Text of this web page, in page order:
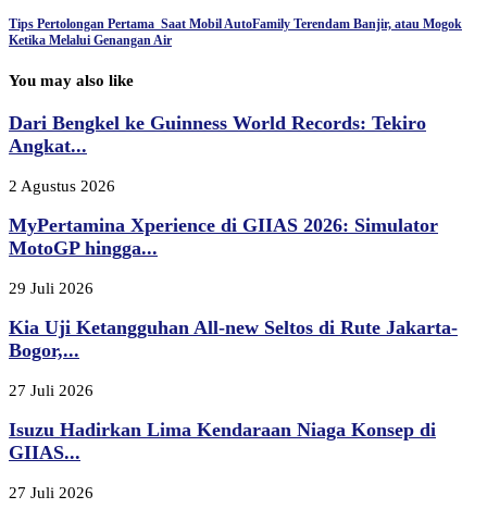
Tips Pertolongan Pertama Saat Mobil AutoFamily Terendam Banjir, atau Mogok
Ketika Melalui Genangan Air
You may also like
Dari Bengkel ke Guinness World Records: Tekiro
Angkat...
2 Agustus 2026
MyPertamina Xperience di GIIAS 2026: Simulator
MotoGP hingga...
29 Juli 2026
Kia Uji Ketangguhan All-new Seltos di Rute Jakarta-
Bogor,...
27 Juli 2026
Isuzu Hadirkan Lima Kendaraan Niaga Konsep di
GIIAS...
27 Juli 2026